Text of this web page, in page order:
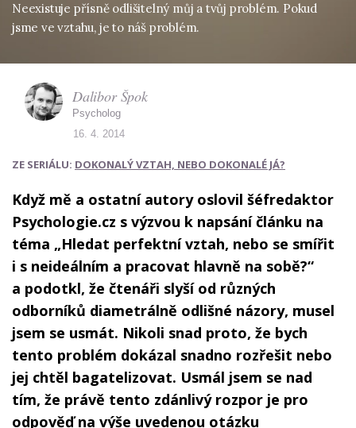
Neexistuje přísně odlišitelný můj a tvůj problém. Pokud
jsme ve vztahu, je to náš problém.
ZE SERIÁLU: DOKONALÝ VZTAH, NEBO DOKONALÉ JÁ?
Když mě a ostatní autory oslovil šéfredaktor
Psychologie.cz s výzvou k napsání článku na
téma „Hledat perfektní vztah, nebo se smířit
i s neideálním a pracovat hlavně na sobě?“
a podotkl, že čtenáři slyší od různých
odborníků diametrálně odlišné názory, musel
jsem se usmát. Nikoli snad proto, že bych
tento problém dokázal snadno rozřešit nebo
jej chtěl bagatelizovat. Usmál jsem se nad
tím, že právě tento zdánlivý rozpor je pro
odpověď na výše uvedenou otázku
Dalibor Špok
Psycholog
16. 4. 2014